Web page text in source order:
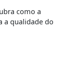
como a
a qualidade do